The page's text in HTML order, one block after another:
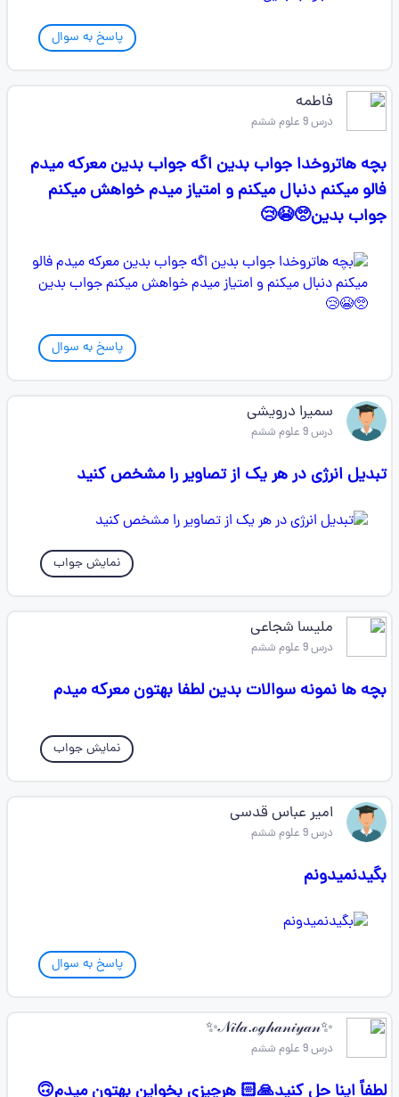
پاسخ به سوال
فاطمه
درس 9 علوم ششم
بچه هاتروخدا جواب بدین اگه جواب بدین معرکه میدم
فالو میکنم دنبال میکنم و امتیاز میدم خواهش میکنم
جواب بدین🥺😭😢
پاسخ به سوال
سمیرا درویشی
درس 9 علوم ششم
تبدیل انرژی در هر یک از تصاویر را مشخص کنید
نمایش جواب
ملیسا شجاعی
درس 9 علوم ششم
بچه ها نمونه سوالات بدین لطفا بهتون معرکه میدم
نمایش جواب
امیر عباس قدسی
درس 9 علوم ششم
بگیدنمیدونم
پاسخ به سوال
✨️𝒩𝒾𝓁𝒶.ℴℊ𝒽𝒶𝓃𝒾𝓎𝒶𝓃✨️
درس 9 علوم ششم